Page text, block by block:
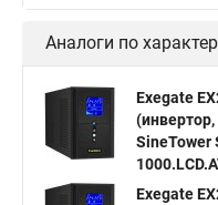
Аналоги по
Exegate
(инвертор,
SineTower
Exegate